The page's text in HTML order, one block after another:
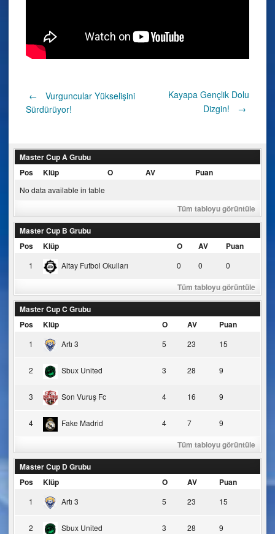
Post
←
Vurguncular Yükselişini
Sürdürüyor!
Kayapa Gençlik Dolu
Dizgin!
→
Master Cup A Grubu
Pos
Klüp O AV Puan
No data available in table
Tüm tabloyu görüntüle
Master Cup B Grubu
Pos
Klüp O AV Puan
1 Altay Futbol Okulları 0 0 0
Tüm tabloyu görüntüle
Master Cup C Grubu
Pos
Klüp O AV Puan
1 Artı 3 5 23 15
2 Sbux United 3 28 9
3 Son Vuruş Fc 4 16 9
4 Fake Madrid 4 7 9
Tüm tabloyu görüntüle
Master Cup D Grubu
Pos
Klüp O AV Puan
1 Artı 3 5 23 15
2 Sbux United 3 28 9